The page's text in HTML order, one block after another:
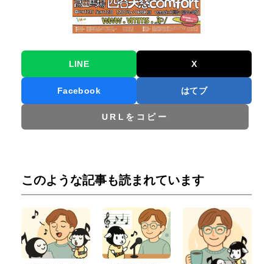
LINE X
Facebook はてブ
URLをコピー
このような記事も読まれています